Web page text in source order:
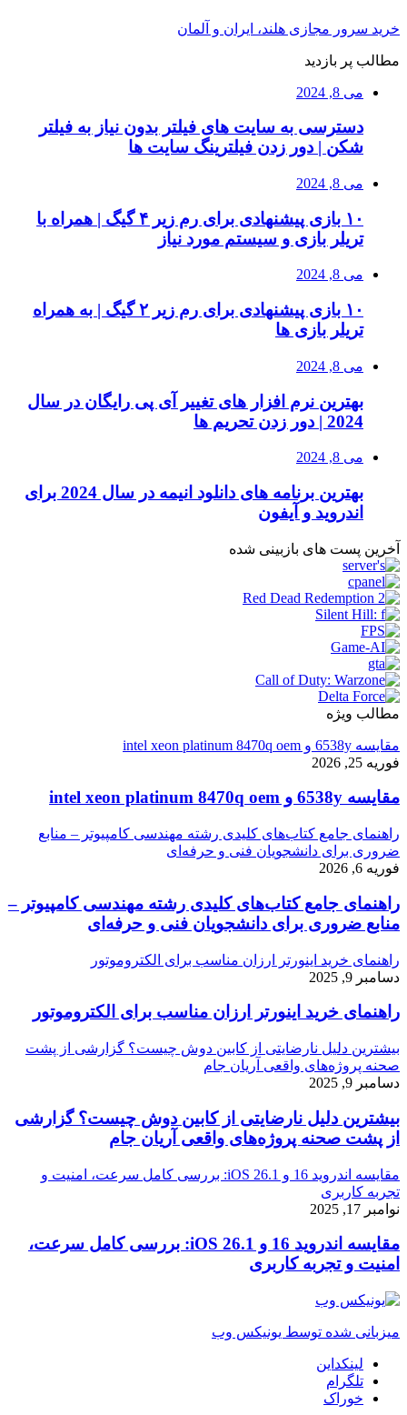
خرید سرور مجازی هلند، ایران و آلمان
مطالب پر بازدید
می 8, 2024
دسترسی به سایت های فیلتر بدون نیاز به فیلتر
شکن | دور زدن فیلترینگ سایت ها
می 8, 2024
۱۰ بازی پیشنهادی برای رم زیر ۴ گیگ | همراه با
تریلر بازی و سیستم مورد نیاز
می 8, 2024
۱۰ بازی پیشنهادی برای رم زیر ۲ گیگ | به همراه
تریلر بازی ها
می 8, 2024
بهترین نرم افزار های تغییر آی پی رایگان در سال
2024 | دور زدن تحریم ها
می 8, 2024
بهترین برنامه های دانلود انیمه در سال 2024 برای
اندروید و آیفون
آخرین پست های بازبینی شده
مطالب ویژه
مقایسه 6538y و intel xeon platinum 8470q oem
فوریه 25, 2026
مقایسه 6538y و intel xeon platinum 8470q oem
راهنمای جامع کتاب‌های کلیدی رشته مهندسی کامپیوتر – منابع
ضروری برای دانشجویان فنی و حرفه‌ای
فوریه 6, 2026
راهنمای جامع کتاب‌های کلیدی رشته مهندسی کامپیوتر –
منابع ضروری برای دانشجویان فنی و حرفه‌ای
راهنمای خرید اینورتر ارزان مناسب برای الکتروموتور
دسامبر 9, 2025
راهنمای خرید اینورتر ارزان مناسب برای الکتروموتور
بیشترین دلیل نارضایتی از کابین دوش چیست؟ گزارشی از پشت
صحنه پروژه‌های واقعی آریان جام
دسامبر 9, 2025
بیشترین دلیل نارضایتی از کابین دوش چیست؟ گزارشی
از پشت صحنه پروژه‌های واقعی آریان جام
مقایسه اندروید 16 و iOS 26.1: بررسی کامل سرعت، امنیت و
تجربه کاربری
نوامبر 17, 2025
مقایسه اندروید 16 و iOS 26.1: بررسی کامل سرعت،
امنیت و تجربه کاربری
میزبانی شده توسط یونیکس وب
لینکداین
تلگرام
خوراک